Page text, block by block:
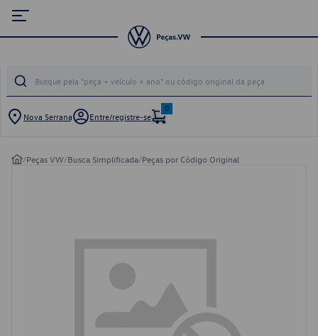
Nova Serrana Entre/registre-se
0
/Peças VW/Busca Simplificada/Peças por Código Original